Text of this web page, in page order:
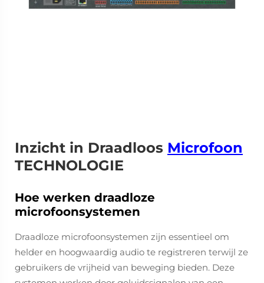
Inzicht in Draadloos Microfoon
TECHNOLOGIE
Hoe werken draadloze
microfoonsystemen
Draadloze microfoonsystemen zijn essentieel om
helder en hoogwaardig audio te registreren terwijl ze
gebruikers de vrijheid van beweging bieden. Deze